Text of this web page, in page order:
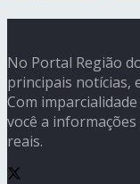
No Portal Região
principais notícias,
Com
você a
reais.